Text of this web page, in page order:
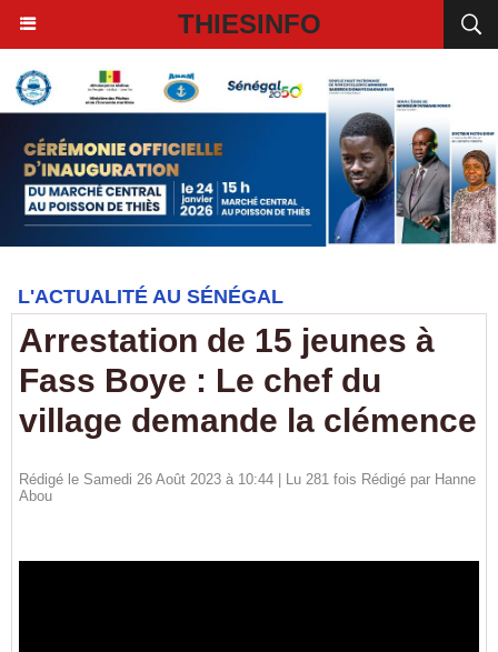
THIESINFO
L'ACTUALITÉ AU SÉNÉGAL
Arrestation de 15 jeunes à
Fass Boye : Le chef du
village demande la clémence
Rédigé le Samedi 26 Août 2023 à 10:44 | Lu 281 fois Rédigé par Hanne
Abou